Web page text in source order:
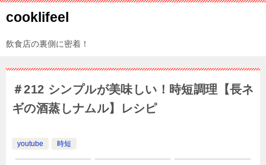
cooklifeel
飲食店の裏側に密着！
＃212 シンプルが美味しい！時短調理【長ネ
ギの酒蒸しナムル】レシピ
youtube 時短